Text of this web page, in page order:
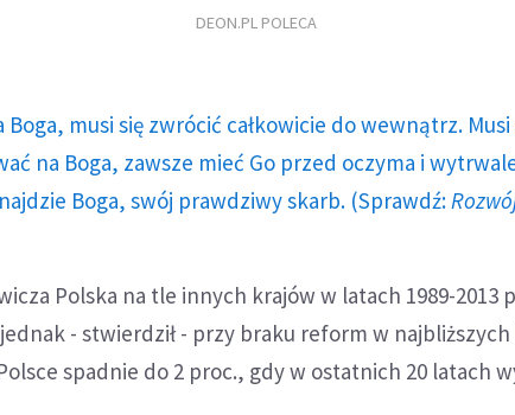
DEON.PL POLECA
Boga, musi się zwrócić całkowicie do wewnątrz. Musi
na Boga, zawsze mieć Go przed oczyma i
Boga, swój prawdziwy skarb. (Sprawdź:
Polska na tle innych krajów w latach 1989-2013
- stwierdził - przy braku reform w
spadnie do 2 proc., gdy w ostatnich 20 latach